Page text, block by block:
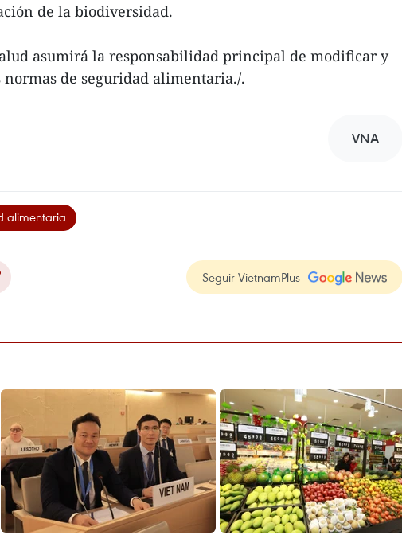
de la biodiversidad.
asumirá la responsabilidad principal de modificar y
de seguridad alimentaria./.
VNA
alimentaria
Seguir VietnamPlus